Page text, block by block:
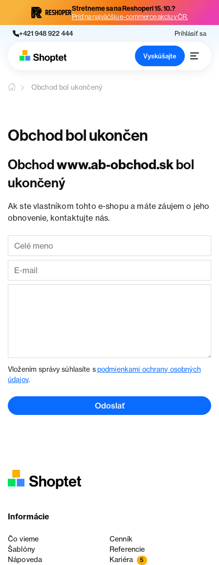
Stretneme sa na Reshoperi 15. 10.?
Príď na najväčšiu e-commerce akciu v ČR.
+421 948 922 444 Prihlásiť sa
Vyskúšajte
Obchod bol ukončený
Obchod bol ukončen
Obchodwww.ab-obchod.skbol
ukončený
Ak ste vlastníkom tohto e-shopu a máte záujem o jeho
obnovenie, kontaktujte nás.
Vložením správy súhlasíte spodmienkami ochrany osobných
údajov.
Odoslať
Informácie
Čo vieme
Cenník
Šablóny
Referencie
Nápoveda
Kariéra 5